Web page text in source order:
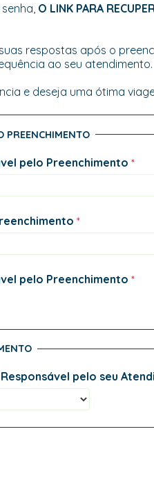
O LINK PARA
respostas após o
ao seu atendimento.
e deseja uma ótima
PREENCHIMENTO
pelo Preenchimento
pelo Preenchimento
pelo seu